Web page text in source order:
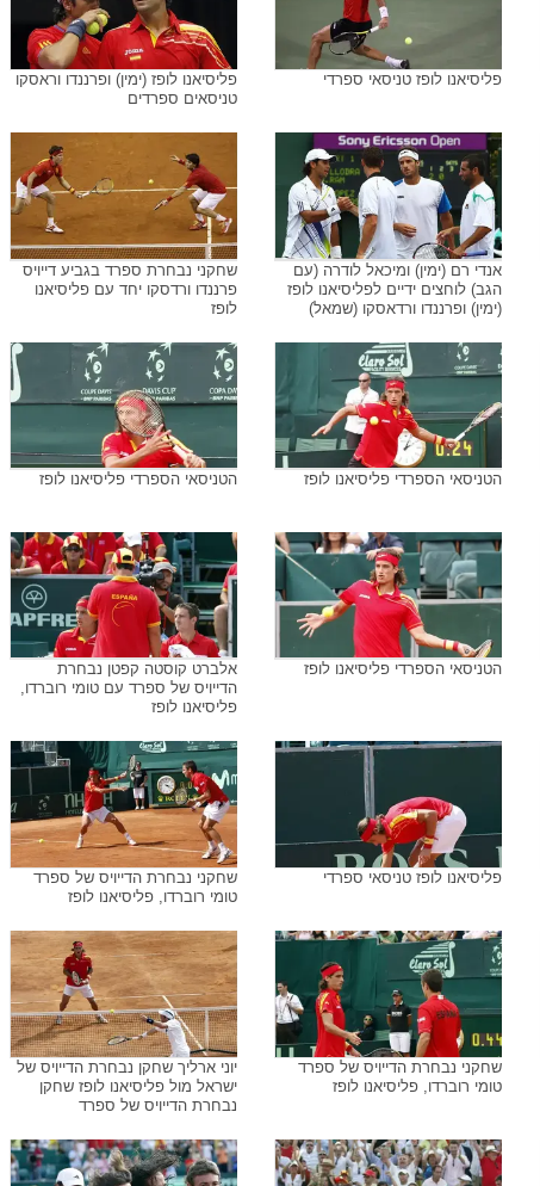
פליסיאנו לופז טניסאי ספרדי
פליסיאנו לופז (ימין) ופרננדו וראסקו
טניסאים ספרדים
אנדי רם (ימין) ומיכאל לודרה (עם
הגב) לוחצים ידיים לפליסיאנו לופז
(ימין) ופרננדו ורדאסקו (שמאל)
שחקני נבחרת ספרד בגביע דייויס
פרננדו ורדסקו יחד עם פליסיאנו
לופז
הטניסאי הספרדי פליסיאנו לופז הטניסאי הספרדי פליסיאנו לופז
הטניסאי הספרדי פליסיאנו לופז
אלברט קוסטה קפטן נבחרת
הדייויס של ספרד עם טומי רוברדו,
פליסיאנו לופז
פליסיאנו לופז טניסאי ספרדי
שחקני נבחרת הדייויס של ספרד
טומי רוברדו, פליסיאנו לופז
שחקני נבחרת הדייויס של ספרד
טומי רוברדו, פליסיאנו לופז
יוני ארליך שחקן נבחרת הדייויס של
ישראל מול פליסיאנו לופז שחקן
נבחרת הדייויס של ספרד